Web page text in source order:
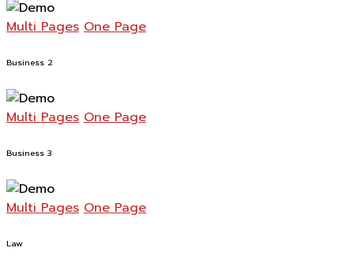
Multi Pages One Page
Business 2
Multi Pages One Page
Business 3
Multi Pages One Page
Law